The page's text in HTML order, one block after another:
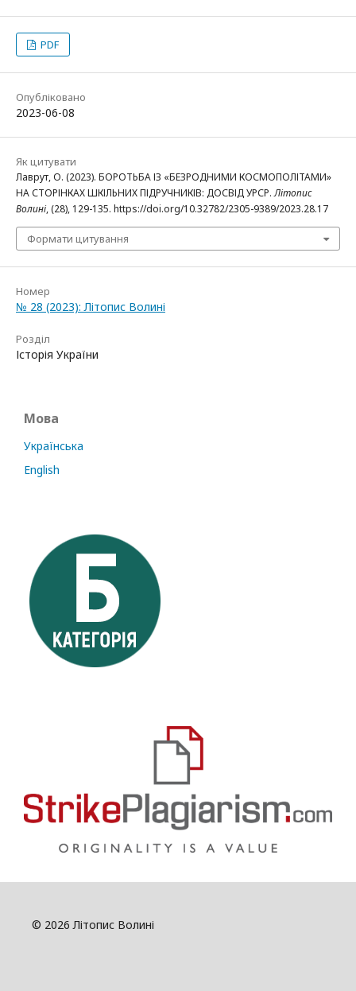
PDF
Опубліковано
2023-06-08
Як цитувати
Лаврут, О. (2023). БОРОТЬБА ІЗ «БЕЗРОДНИМИ КОСМОПОЛІТАМИ»
НА СТОРІНКАХ ШКІЛЬНИХ ПІДРУЧНИКІВ: ДОСВІД УРСР.Літопис
Волині, (28), 129-135. https://doi.org/10.32782/2305-9389/2023.28.17
Формати цитування
Номер
№ 28 (2023): Літопис Волині
Розділ
Історія України
Мова
Українська
English
© 2026 Літопис Волині